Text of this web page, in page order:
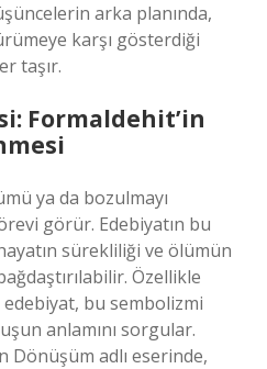
arka planında,
karşı gösterdiği
taşır.
Formaldehit’in
ya da bozulmayı
görür. Edebiyatın bu
sürekliliği ve ölümün
Özellikle
bu sembolizmi
anlamını sorgular.
Dönüşüm adlı eserinde,